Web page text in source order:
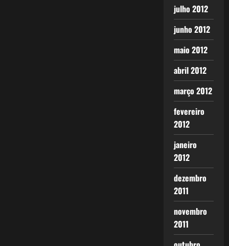
julho 2012
junho 2012
maio 2012
abril 2012
março 2012
fevereiro
2012
janeiro
2012
dezembro
2011
novembro
2011